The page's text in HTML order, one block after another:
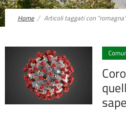
Home Articoli taggati con "romagna"